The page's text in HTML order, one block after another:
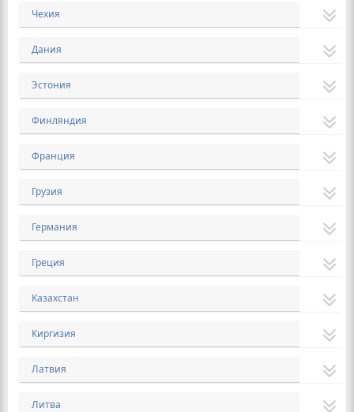
Чехия
Дания
Эстония
Финляндия
Франция
Грузия
Германия
Греция
Казахстан
Киргизия
Латвия
Литва